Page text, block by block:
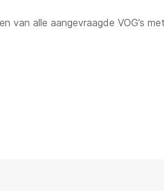
van alle aangevraagde VOG’s